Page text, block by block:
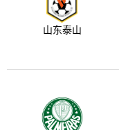
山东泰山